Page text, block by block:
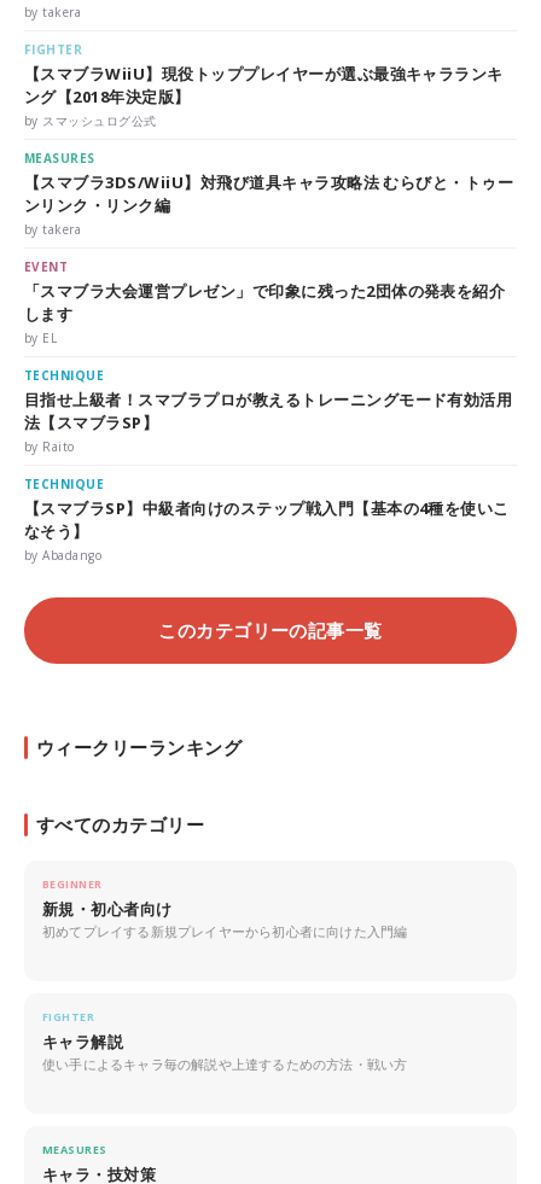
by takera
FIGHTER
【スマブラWiiU】現役トッププレイヤーが選ぶ最強キャラランキ
ング【2018年決定版】
by スマッシュログ公式
MEASURES
【スマブラ3DS/WiiU】対飛び道具キャラ攻略法 むらびと・トゥー
ンリンク・リンク編
by takera
EVENT
「スマブラ大会運営プレゼン」で印象に残った2団体の発表を紹介
します
by EL
TECHNIQUE
目指せ上級者！スマブラプロが教えるトレーニングモード有効活用
法【スマブラSP】
by Raito
TECHNIQUE
【スマブラSP】中級者向けのステップ戦入門【基本の4種を使いこ
なそう】
by Abadango
このカテゴリーの記事一覧
ウィークリーランキング
すべてのカテゴリー
BEGINNER
新規・初心者向け
初めてプレイする新規プレイヤーから初心者に向けた入門編
FIGHTER
キャラ解説
使い手によるキャラ毎の解説や上達するための方法・戦い方
MEASURES
キャラ・技対策